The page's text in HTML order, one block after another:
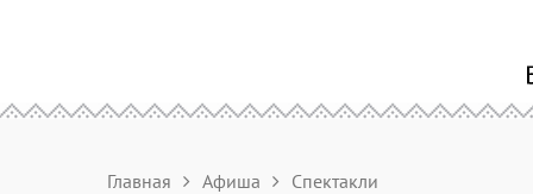
Главная Афиша Спектакли